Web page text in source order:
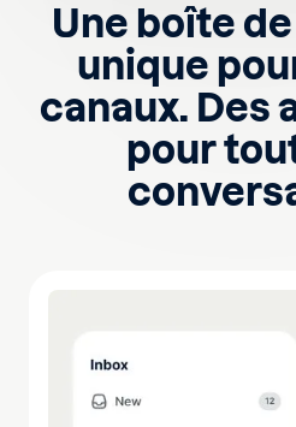
Une boîte
unique
canaux. Des
pour